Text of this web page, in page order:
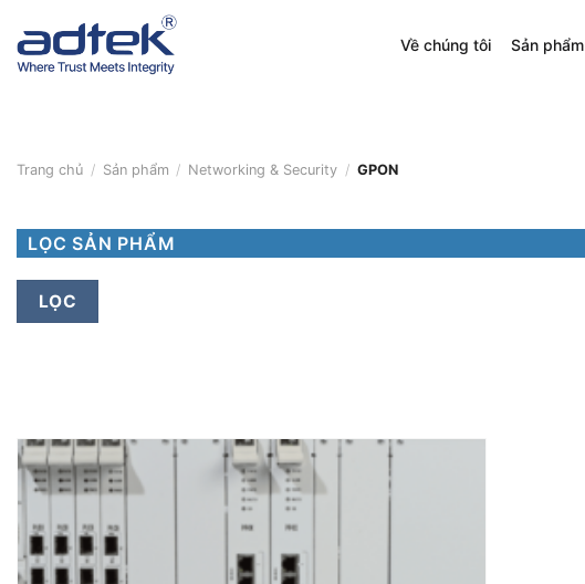
to
content
Về chúng tôi Sản phẩm
Trang chủ / Sản phẩm / Networking & Security / GPON
LỌC SẢN PHẨM
LỌC
LỌC